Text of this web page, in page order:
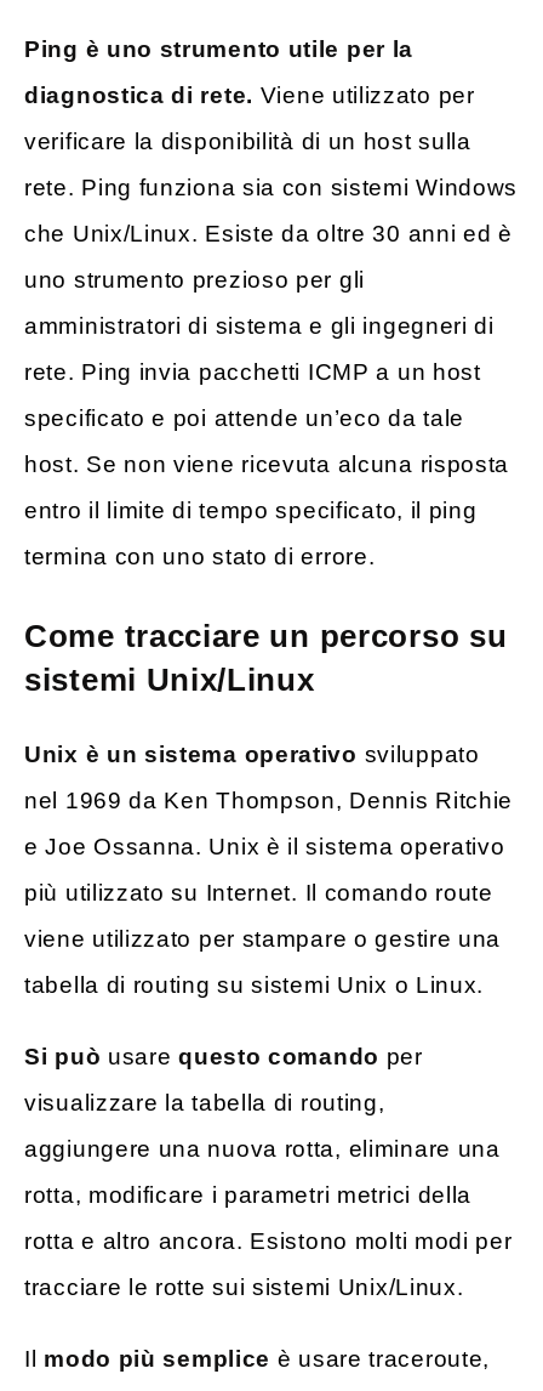
Ping è uno strumento utile per la
diagnostica di rete. Viene utilizzato per
verificare la disponibilità di un host sulla
rete. Ping funziona sia con sistemi Windows
che Unix/Linux. Esiste da oltre 30 anni ed è
uno strumento prezioso per gli
amministratori di sistema e gli ingegneri di
rete. Ping invia pacchetti ICMP a un host
specificato e poi attende un’eco da tale
host. Se non viene ricevuta alcuna risposta
entro il limite di tempo specificato, il ping
termina con uno stato di errore.
Come tracciare un percorso su
sistemi Unix/Linux
Unix è un sistema operativo sviluppato
nel 1969 da Ken Thompson, Dennis Ritchie
e Joe Ossanna. Unix è il sistema operativo
più utilizzato su Internet. Il comando route
viene utilizzato per stampare o gestire una
tabella di routing su sistemi Unix o Linux.
Si può usarequesto comando per
visualizzare la tabella di routing,
aggiungere una nuova rotta, eliminare una
rotta, modificare i parametri metrici della
rotta e altro ancora. Esistono molti modi per
tracciare le rotte sui sistemi Unix/Linux.
Il modo più semplice è usare traceroute,